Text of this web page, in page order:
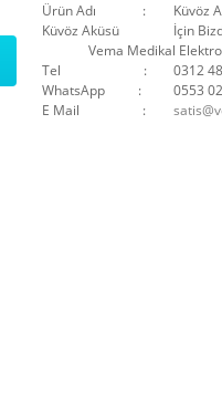
Ürün Adı :
Küvöz
Küvöz Aküsü
İçin
Vema Medikal
Tel :
0312
WhatsApp :
0553
E Mail :